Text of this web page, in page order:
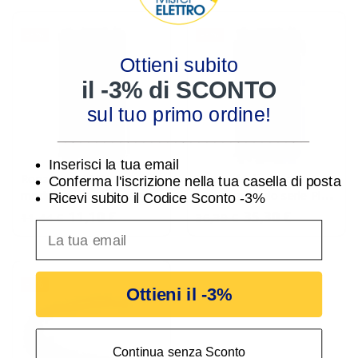
Ronzatore 230V 1
modulo serie Pixia Nera
11,44 € 11,10 €
Lampada di emergenza
230V 1 modulo serie Pixia
36,39 € 35,30 €
Ottieni subito
il -3% di SCONTO
sul tuo primo ordine!
Inserisci la tua email
Conferma l'iscrizione nella tua casella di posta
Ricevi subito il Codice Sconto -3%
inserisci indirizzo Email per ricevere uno
Ottieni il -3%
Continua senza Sconto